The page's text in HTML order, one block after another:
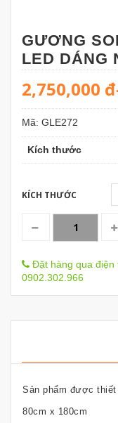
GƯƠNG
LED DÁNG
2,750,000 đ
Mã: GLE272
Kích thước
KÍCH THƯỚC
Đặt hàng qua điện
0902.302.966
Sản phẩm được
80cm x 180cm